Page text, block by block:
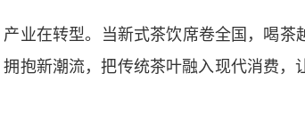
在转型。当新式茶饮席卷全国，喝茶
抱新潮流，把传统茶叶融入现代消费，